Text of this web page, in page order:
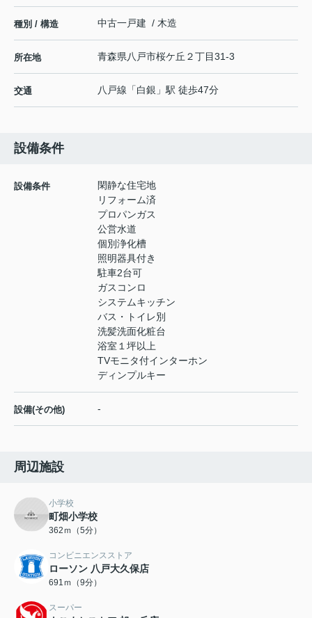
種別 / 構造 中古一戸建 / 木造
所在地 青森県八戸市桜ケ丘 ２丁目31-3
交通 八戸線 「白銀 」駅 徒歩47分
設備条件
設備条件
閑静な住宅地
リフォーム済
プロパンガス
公営水道
個別浄化槽
照明器具付き
駐車2台可
ガスコンロ
システムキッチン
バス・トイレ別
洗髪洗面化粧台
浴室１坪以上
TVモニタ付インターホン
ディンプルキー
設備(その他) -
周辺施設
小学校
町畑小学校
362ｍ（5分）
コンビニエンスストア
ローソン 八戸大久保店
691ｍ（9分）
スーパー